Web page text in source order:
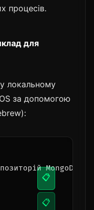
процесів.
для
локальному
за допомогою
📋
MongoDB
📋
📋